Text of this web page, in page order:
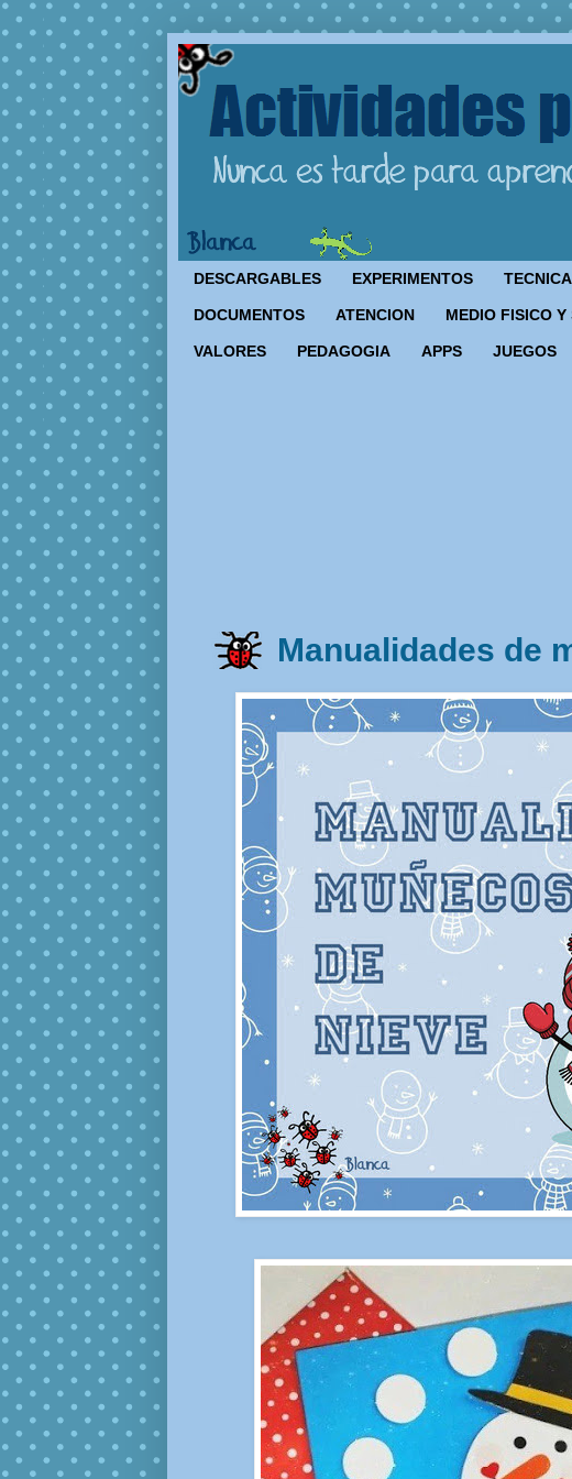
DESCARGABLES EXPERIMENTOS
DOCUMENTOS ATENCION MEDIO FISICO Y
VALORES PEDAGOGIA APPS JUEGOS
Manualidades de